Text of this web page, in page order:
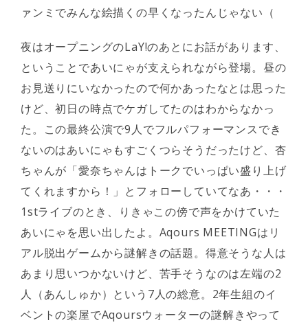
ァンミでみんな絵描くの早くなったんじゃない（
夜はオープニングのLaY!のあとにお話があります、
ということであいにゃが支えられながら登場。昼の
お見送りにいなかったので何かあったなとは思った
けど、初日の時点でケガしてたのはわからなかっ
た。この最終公演で9人でフルパフォーマンスでき
ないのはあいにゃもすごくつらそうだったけど、杏
ちゃんが「愛奈ちゃんはトークでいっぱい盛り上げ
てくれますから！」とフォローしていてなあ・・・
1stライブのとき、りきゃこの傍で声をかけていた
あいにゃを思い出したよ。Aqours MEETINGはリ
アル脱出ゲームから謎解きの話題。得意そうな人は
あまり思いつかないけど、苦手そうなのは左端の2
人（あんしゅか）という7人の総意。2年生組のイ
ベントの楽屋でAqoursウォーターの謎解きやって